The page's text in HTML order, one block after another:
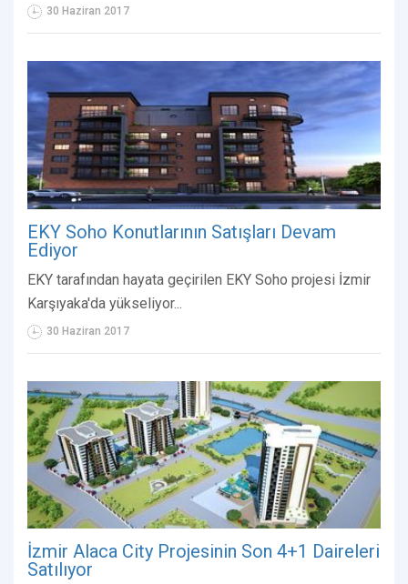
30 Haziran 2017
EKY Soho Konutlarının Satışları Devam
Ediyor
EKY tarafından hayata geçirilen EKY Soho projesi İzmir
Karşıyaka'da yükseliyor...
30 Haziran 2017
İzmir Alaca City Projesinin Son 4+1 Daireleri
Satılıyor